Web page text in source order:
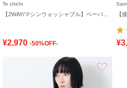
Te chichi
¥2,970 -50%OFF-